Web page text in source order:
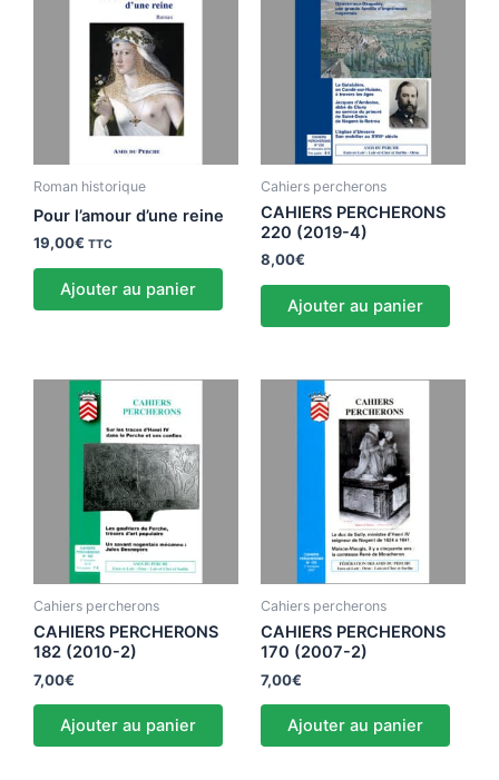
Roman historique
Pour l’amour d’une reine
19,00€ TTC
Ajouter au panier
Cahiers percherons
CAHIERS PERCHERONS
220 (2019-4)
8,00€
Ajouter au panier
Cahiers percherons
CAHIERS PERCHERONS
182 (2010-2)
7,00€
Ajouter au panier
Cahiers percherons
CAHIERS PERCHERONS
170 (2007-2)
7,00€
Ajouter au panier